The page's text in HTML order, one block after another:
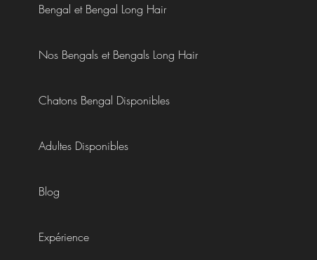
Bengal et Bengal Long Hair
Nos Bengals et Bengals Long Hair
Chatons Bengal Disponibles
Adultes Disponibles
Blog
Expérience